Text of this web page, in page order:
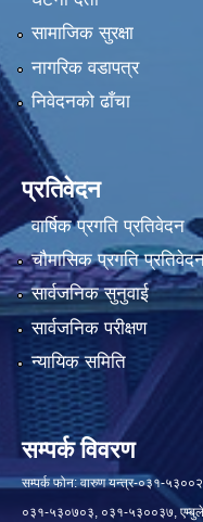
सामाजिक सुरक्षा
नागरिक वडापत्र
निवेदनको ढाँचा
प्रतिवेदन
वार्षिक प्रगति प्रतिवेदन
चौमासिक प्रगति
सार्वजनिक सुनुवाई
सार्वजनिक परीक्षण
न्यायिक समिति
सम्पर्क विवरण
सम्पर्क फोन: वारुण यन्त्र-०३१-
०३१-५३०७०३, ०३१-५३००३७,